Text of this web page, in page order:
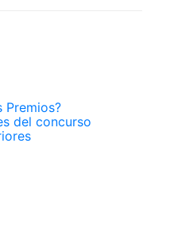
Premios?
del concurso